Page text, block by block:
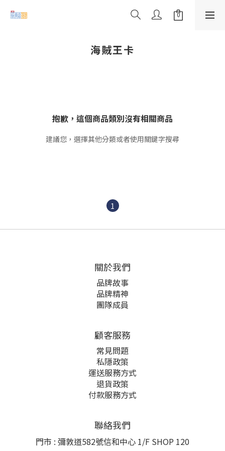
海賊王卡
抱歉，這個商品類別沒有相關商品
建議您，選擇其他分類或者使用關鍵字搜尋
1
關於我們
品牌故事
品牌精神
團隊成員
顧客服務
常見問題
私隱政策
運送服務方式
退貨政策
付款服務方式
聯絡我們
門市 : 彌敦道582號信和中心 1/F SHOP 120